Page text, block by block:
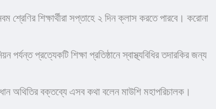
শিক্ষার্থীরা সপ্তাহে ২ দিন ক্লাস করতে পারবে। করোনা
প্রত্যেকটি শিক্ষা প্রতিষ্ঠানে স্বাস্থ্যবিধির তদারকির জন্য
অথিতির বক্তব্যে এসব কথা বলেন মাউশি মহাপরিচালক।